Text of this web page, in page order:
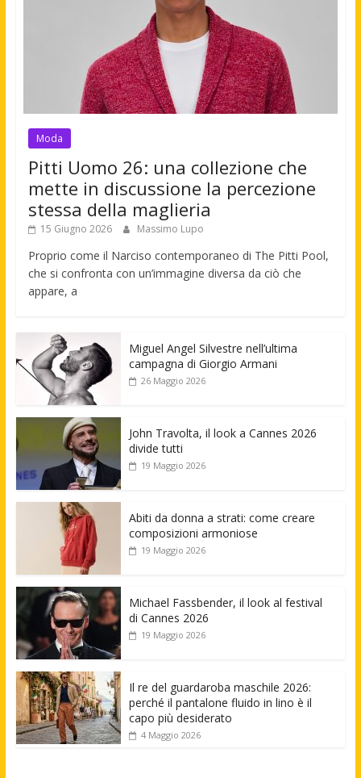
Moda
Pitti Uomo 26: una collezione che
mette in discussione la percezione
stessa della maglieria
15 Giugno 2026 Massimo Lupo
Proprio come il Narciso contemporaneo di The Pitti Pool,
che si confronta con un’immagine diversa da ciò che
appare, a
Miguel Angel Silvestre nell’ultima
campagna di Giorgio Armani
26 Maggio 2026
John Travolta, il look a Cannes 2026
divide tutti
19 Maggio 2026
Abiti da donna a strati: come creare
composizioni armoniose
19 Maggio 2026
Michael Fassbender, il look al festival
di Cannes 2026
19 Maggio 2026
Il re del guardaroba maschile 2026:
perché il pantalone fluido in lino è il
capo più desiderato
4 Maggio 2026